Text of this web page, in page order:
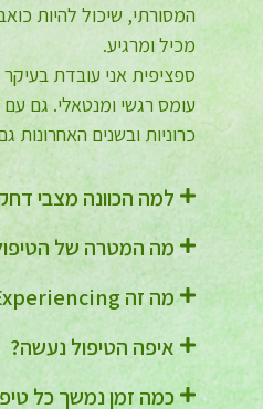
המסורתי, שיכול להיות
מכיל ומרגיע.
ספציפית אני עובדת
עומס רגשי ומנטאלי. גם
כרוניות ובשנים האחרונות
למה הכוונה מצבי
מה המטרה של
מה זה Somatic Experiencing?
איפה הטיפול נעשה?
כמה זמן נמשך כל